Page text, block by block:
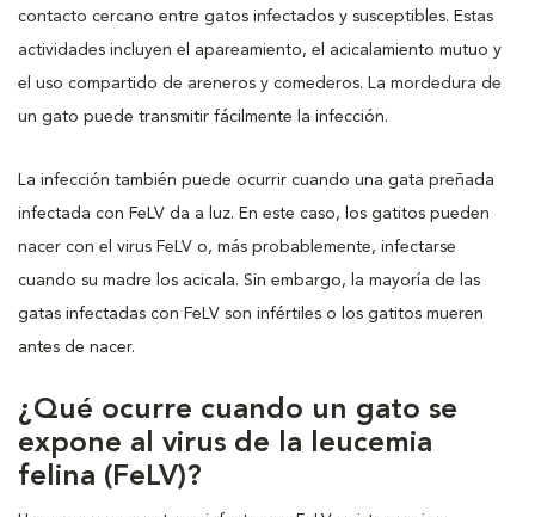
contacto cercano entre gatos infectados y susceptibles. Estas
actividades incluyen el apareamiento, el acicalamiento mutuo y
el uso compartido de areneros y comederos. La mordedura de
un gato puede transmitir fácilmente la infección.
La infección también puede ocurrir cuando una gata preñada
infectada con FeLV da a luz. En este caso, los gatitos pueden
nacer con el virus FeLV o, más probablemente, infectarse
cuando su madre los acicala. Sin embargo, la mayoría de las
gatas infectadas con FeLV son infértiles o los gatitos mueren
antes de nacer.
¿Qué ocurre cuando un gato se
expone al virus de la leucemia
felina (FeLV)?